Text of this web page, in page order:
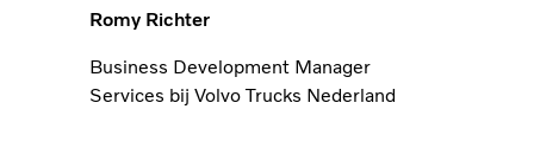
Romy Richter
Business Development Manager
Services bij Volvo Trucks Nederland